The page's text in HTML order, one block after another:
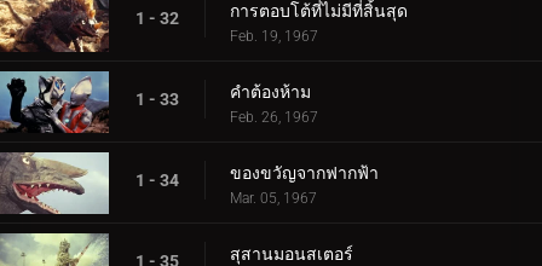
1 - 32 การตอบโต้ที่ไม่มีที่สิ้นสุด
Feb. 19, 1967
1 - 33 คำต้องห้าม
Feb. 26, 1967
1 - 34 ของขวัญจากฟากฟ้า
Mar. 05, 1967
1 - 35 สุสานมอนสเตอร์